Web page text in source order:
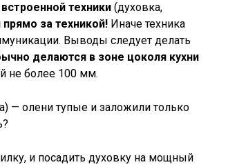
техники (духовка,
за техникой! Иначе техника
Выводы следует делать
делаются в зоне цоколя кухни
не более 100 мм.
— олени тупые и заложили только
и посадить духовку на мощный